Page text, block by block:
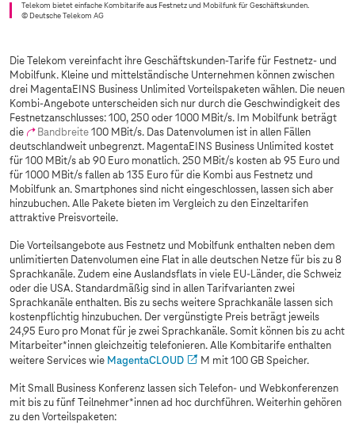
Telekom bietet einfache Kombitarife aus Festnetz und Mobilfunk für Geschäftskunden.
© Deutsche Telekom AG
Die Telekom vereinfacht ihre Geschäftskunden-Tarife für Festnetz- und
Mobilfunk. Kleine und mittelständische Unternehmen können zwischen
drei MagentaEINS Business Unlimited Vorteilspaketen wählen. Die neuen
Kombi-Angebote unterscheiden sich nur durch die Geschwindigkeit des
Festnetzanschlusses: 100, 250 oder 1000 MBit/s. Im Mobilfunk beträgt
die
Bandbreite 100 MBit/s. Das Datenvolumen ist in allen Fällen
deutschlandweit unbegrenzt. MagentaEINS Business Unlimited kostet
für 100 MBit/s ab 90 Euro monatlich. 250 MBit/s kosten ab 95 Euro und
für 1000 MBit/s fallen ab 135 Euro für die Kombi aus Festnetz und
Mobilfunk an. Smartphones sind nicht eingeschlossen, lassen sich aber
hinzubuchen. Alle Pakete bieten im Vergleich zu den Einzeltarifen
attraktive Preisvorteile.
Die Vorteilsangebote aus Festnetz und Mobilfunk enthalten neben dem
unlimitierten Datenvolumen eine Flat in alle deutschen Netze für bis zu 8
Sprachkanäle. Zudem eine Auslandsflats in viele EU-Länder, die Schweiz
oder die USA. Standardmäßig sind in allen Tarifvarianten zwei
Sprachkanäle enthalten. Bis zu sechs weitere Sprachkanäle lassen sich
kostenpflichtig hinzubuchen. Der vergünstigte Preis beträgt jeweils
24,95 Euro pro Monat für je zwei Sprachkanäle. Somit können bis zu acht
Mitarbeiter*innen gleichzeitig telefonieren. Alle Kombitarife enthalten
weitere Services wie MagentaCLOUD M mit 100 GB Speicher.
Mit Small Business Konferenz lassen sich Telefon- und Webkonferenzen
mit bis zu fünf Teilnehmer*innen ad hoc durchführen. Weiterhin gehören
zu den Vorteilspaketen: